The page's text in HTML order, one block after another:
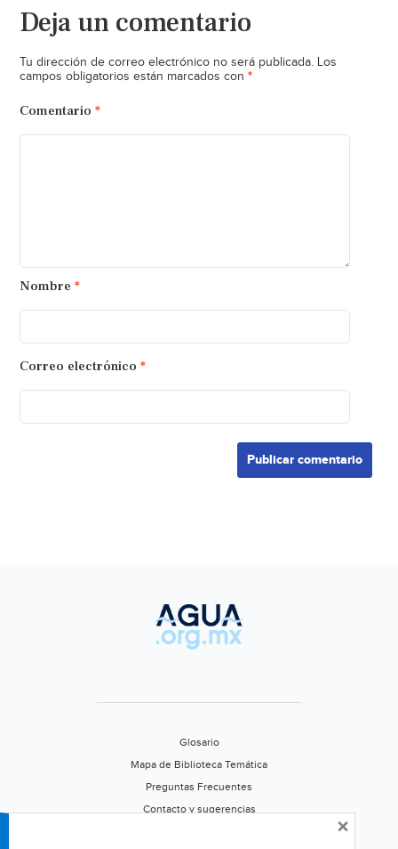
Deja un comentario
Tu dirección de correo electrónico no será publicada. Los
campos obligatorios están marcados con *
Comentario *
Nombre *
Correo electrónico *
Glosario
Mapa de Biblioteca Temática
Preguntas Frecuentes
Contacto y sugerencias
×